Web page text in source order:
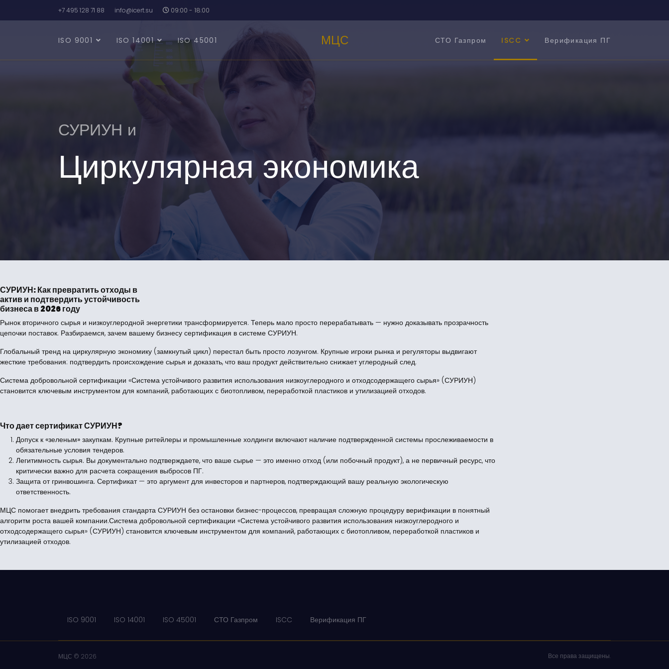
+7 495 128 71 88 info@icert.su 09:00 - 18:00
ISO 9001 ISO 14001 ISO 45001 МЦС СТО Газпром ISCC Верификация ПГ
СУРИУН и
Циркулярная экономика
СУРИУН: Как превратить отходы в
актив и подтвердить устойчивость
бизнеса в 2026 году
Рынок вторичного сырья и низкоуглеродной энергетики трансформируется. Теперь мало просто перерабатывать — нужно доказывать прозрачность
цепочки поставок. Разбираемся, зачем вашему бизнесу сертификация в системе СУРИУН.
Глобальный тренд на циркулярную экономику (замкнутый цикл) перестал быть просто лозунгом. Крупные игроки рынка и регуляторы выдвигают
жесткие требования: подтвердить происхождение сырья и доказать, что ваш продукт действительно снижает углеродный след.
Система добровольной сертификации «Система устойчивого развития использования низкоуглеродного и отходсодержащего сырья» (СУРИУН)
становится ключевым инструментом для компаний, работающих с биотопливом, переработкой пластиков и утилизацией отходов.
Что дает сертификат СУРИУН?
Допуск к «зеленым» закупкам. Крупные ритейлеры и промышленные холдинги включают наличие подтвержденной системы прослеживаемости в
обязательные условия тендеров.
Легитимность сырья. Вы документально подтверждаете, что ваше сырье — это именно отход (или побочный продукт), а не первичный ресурс, что
критически важно для расчета сокращения выбросов ПГ.
Защита от гринвошинга. Сертификат — это аргумент для инвесторов и партнеров, подтверждающий вашу реальную экологическую
ответственность.
МЦС помогает внедрить требования стандарта СУРИУН без остановки бизнес-процессов, превращая сложную процедуру верификации в понятный
алгоритм роста вашей компании.Система добровольной сертификации «Система устойчивого развития использования низкоуглеродного и
отходсодержащего сырья» (СУРИУН) становится ключевым инструментом для компаний, работающих с биотопливом, переработкой пластиков и
утилизацией отходов.
ISO 9001 ISO 14001 ISO 45001 СТО Газпром ISCC Верификация ПГ
МЦС © 2026 Все права защищены.